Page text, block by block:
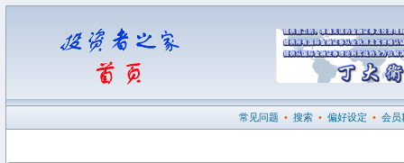
常见问题 • 搜索 • 偏好设定 • 会员